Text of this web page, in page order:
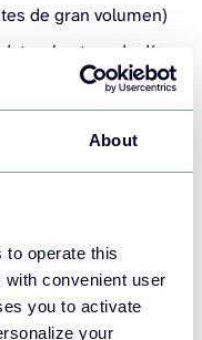
About
to operate this
convenient user
you to activate
your
de gran volumen)
hasta cada día
de control
Ofrece:
del